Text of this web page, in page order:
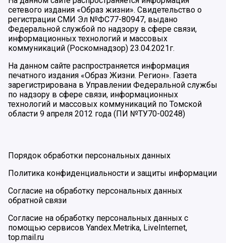
сетевого издания «Образ жизни». Свидетельство о
регистрации СМИ Эл №ФС77-80947, выдано
Федеральной службой по надзору в сфере связи,
информационных технологий и массовых
коммуникаций (Роскомнадзор) 23.04.2021г.
На данном сайте распространяется информация
печатного издания «Образ Жизни. Регион». Газета
зарегистрирована в Управлении Федеральной службы
по надзору в сфере связи, информационных
технологий и массовых коммуникаций по Томской
области 9 апреля 2012 года (ПИ №ТУ70-00248)
Порядок обработки персональных данных
Политика конфиденциальности и защиты информации
Согласие на обработку персональных данных
обратной связи
Согласие на обработку персональных данных с
помощью сервисов Yandex.Metrika, LiveInternet,
top.mail.ru